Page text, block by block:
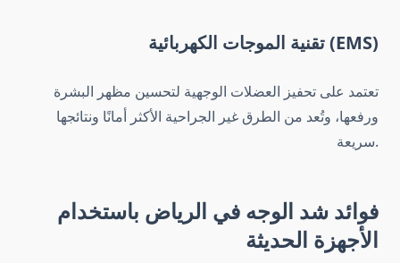
تقنية الموجات الكهربائية (EMS)
تعتمد على تحفيز العضلات الوجهية لتحسين مظهر البشرة
ورفعها، وتُعد من الطرق غير الجراحية الأكثر أمانًا ونتائجها
سريعة.
فوائد شد الوجه في الرياض باستخدام
الأجهزة الحديثة